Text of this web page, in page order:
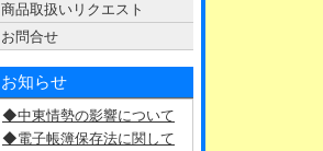
商品取扱いリクエスト
お問合せ
お知らせ
◆中東情勢の影響について
◆電子帳簿保存法に関して